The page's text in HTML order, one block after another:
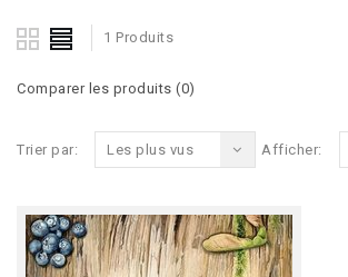
1 Produits
Comparer les produits (0)
Trier par: Les plus vus Afficher: